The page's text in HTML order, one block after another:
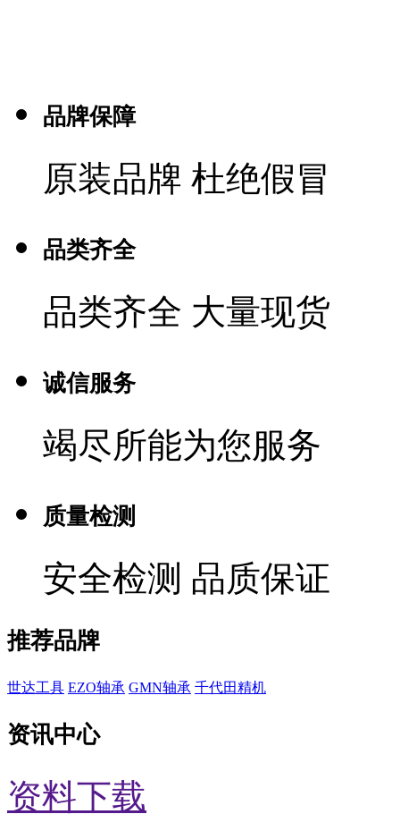
品牌保障
原装品牌 杜绝假冒
品类齐全
品类齐全 大量现货
诚信服务
竭尽所能为您服务
质量检测
安全检测 品质保证
推荐品牌
世达工具 EZO轴承 GMN轴承 千代田精机
资讯中心
资料下载